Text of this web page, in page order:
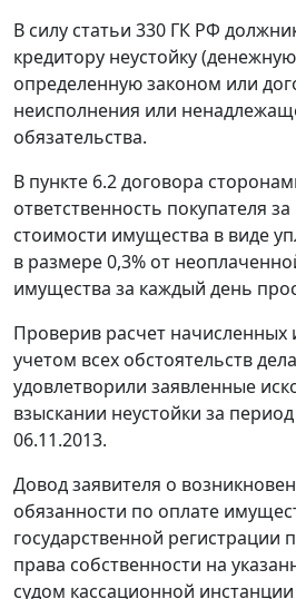
В силу статьи 330 ГК РФ
кредитору неустойку
определенную законом или
неисполнения или
обязательства.
В пункте 6.2 договора
ответственность покупателя
стоимости имущества в виде
в размере 0,3% от
имущества за каждый день
Проверив расчет начисленных
учетом всех обстоятельств
удовлетворили заявленные
взыскании неустойки за
06.11.2013.
Довод заявителя о
обязанности по оплате
государственной регистрации
права собственности на
судом кассационной инстанции